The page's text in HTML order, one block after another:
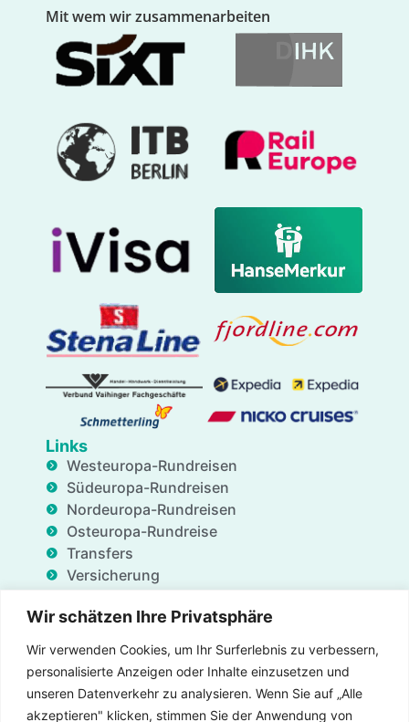
Wir schätzen Ihre Privatsphäre
Wir verwenden Cookies, um Ihr Surferlebnis zu verbessern,
personalisierte Anzeigen oder Inhalte einzusetzen und
unseren Datenverkehr zu analysieren. Wenn Sie auf „Alle
akzeptieren" klicken, stimmen Sie der Anwendung von
Mit wem wir zusammenarbeiten
Links
Westeuropa-Rundreisen
Südeuropa-Rundreisen
Nordeuropa-Rundreisen
Osteuropa-Rundreise
Transfers
Versicherung
Unterkünfte
FAQ
Angebote
Über uns